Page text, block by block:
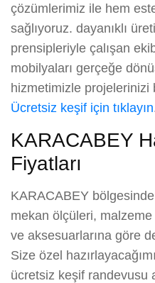
çözümlerimiz ile hem
sağlıyoruz. dayanıklı
prensipleriyle çalışan
mobilyaları gerçeğe
hizmetimizle projelerinizi
Ücretsiz keşif için tıklayın
KARACABEY
Fiyatları
KARACABEY bölgesinde
mekan ölçüleri, malzeme
ve aksesuarlarına göre
Size özel
ücretsiz keşif randevusu